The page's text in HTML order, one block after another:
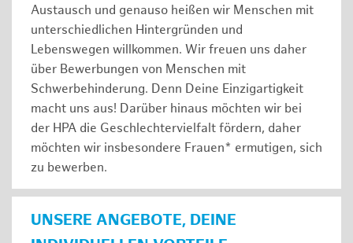
Austausch und genauso heißen wir Menschen mit
unterschiedlichen Hintergründen und
Lebenswegen willkommen. Wir freuen uns daher
über Bewerbungen von Menschen mit
Schwerbehinderung. Denn Deine Einzigartigkeit
macht uns aus! Darüber hinaus möchten wir bei
der HPA die Geschlechtervielfalt fördern, daher
möchten wir insbesondere Frauen* ermutigen, sich
zu bewerben.
UNSERE ANGEBOTE, DEINE